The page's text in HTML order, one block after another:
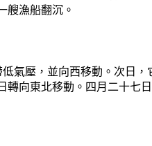
艘漁船翻沉。
氣壓，並向西移動。次日，
轉向東北移動。四月二十七